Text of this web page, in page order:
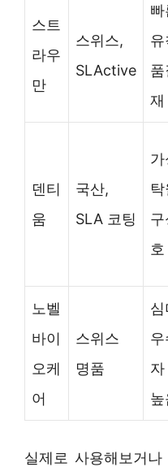
스트
라우
만
스위스,
SLActive
유
재
덴티
움
국산,
SLA 코팅
가
호
노벨
바이
오케
어
스위스
명품
심
높
실제로 사용해보거